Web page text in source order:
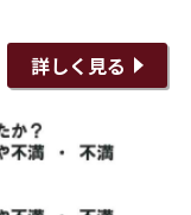
詳しく見る